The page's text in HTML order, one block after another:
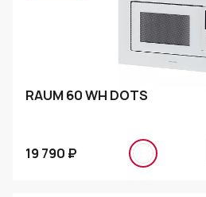
RAUM 60 WH DOTS
19 790 ₽